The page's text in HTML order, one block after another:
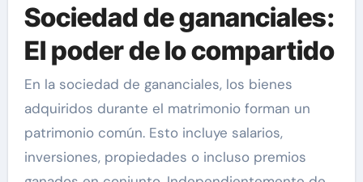
Sociedad de gananciales:
El poder de lo compartido
En la sociedad de gananciales, los bienes
adquiridos durante el matrimonio forman un
patrimonio común. Esto incluye salarios,
inversiones, propiedades o incluso premios